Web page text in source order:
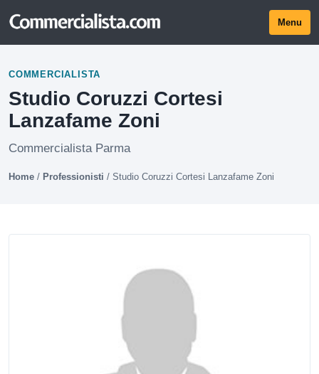
Menu
COMMERCIALISTA
Studio Coruzzi Cortesi
Lanzafame Zoni
Commercialista Parma
Home / Professionisti / Studio Coruzzi Cortesi Lanzafame Zoni